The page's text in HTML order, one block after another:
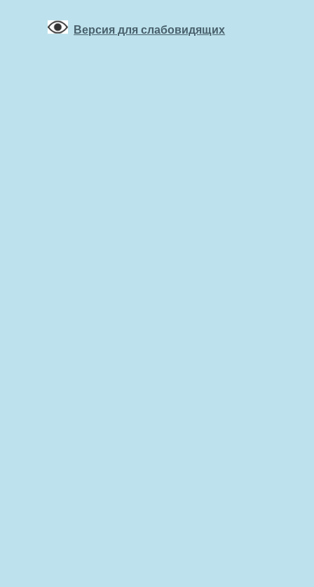
Версия для слабовидящих